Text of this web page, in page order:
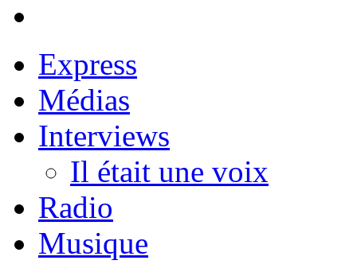
Express
Médias
Interviews
Il était une voix
Radio
Musique